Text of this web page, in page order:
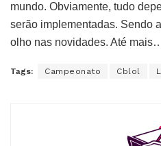
mundo. Obviamente, tudo
serão implementadas. Sendo
olho nas novidades. Até
Tags: Campeonato Cblol